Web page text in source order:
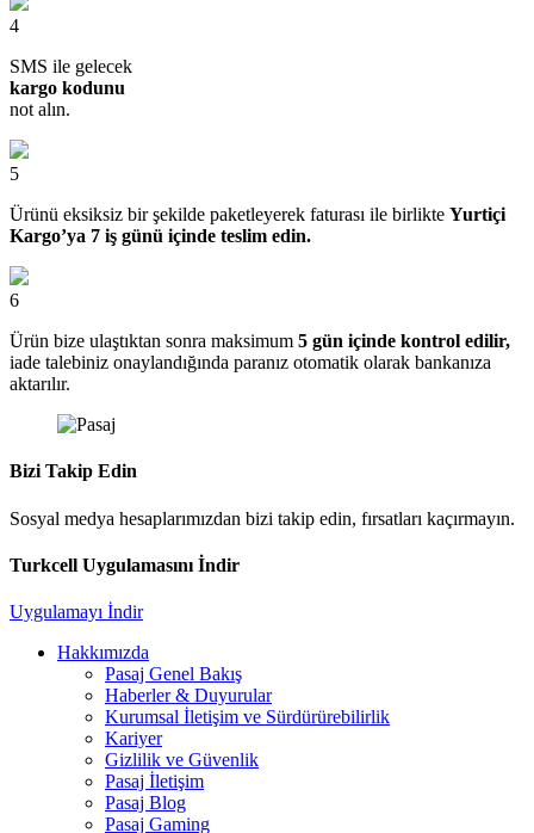
4
SMS ile gelecek
kargo kodunu
not alın.
5
Ürünü eksiksiz bir şekilde paketleyerek faturası ile birlikte Yurtiçi
Kargo’ya 7 iş günü içinde teslim edin.
6
Ürün bize ulaştıktan sonra maksimum 5 gün içinde kontrol edilir,
iade talebiniz onaylandığında paranız otomatik olarak bankanıza
aktarılır.
Bizi Takip Edin
Sosyal medya hesaplarımızdan bizi takip edin, fırsatları kaçırmayın.
Turkcell Uygulamasını İndir
Uygulamayı İndir
Hakkımızda
Pasaj Genel Bakış
Haberler & Duyurular
Kurumsal İletişim ve Sürdürürebilirlik
Kariyer
Gizlilik ve Güvenlik
Pasaj İletişim
Pasaj Blog
Pasaj Gaming